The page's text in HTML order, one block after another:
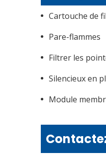
Cartouche de
Pare-flammes
Filtrer les
Silencieux en
Module